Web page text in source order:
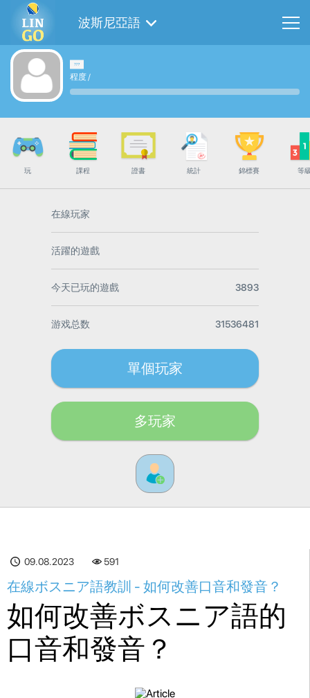
波斯尼亞語
程度/
玩 課程 證書 統計 錦標賽 等
在線玩家
活躍的遊戲
今天已玩的遊戲 3893
游戏总数 31536481
單個玩家
多玩家
09.08.2023 591
在線ボスニア語教訓 - 如何改善口音和發音？
如何改善ボスニア語的
口音和發音？